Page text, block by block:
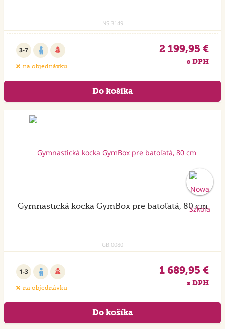
NS.3149
3-7
na objednávku
2 199,95 €
s DPH
Gymnastická kocka GymBox pre batoľatá, 80 cm
GB.0080
1-3
na objednávku
1 689,95 €
s DPH